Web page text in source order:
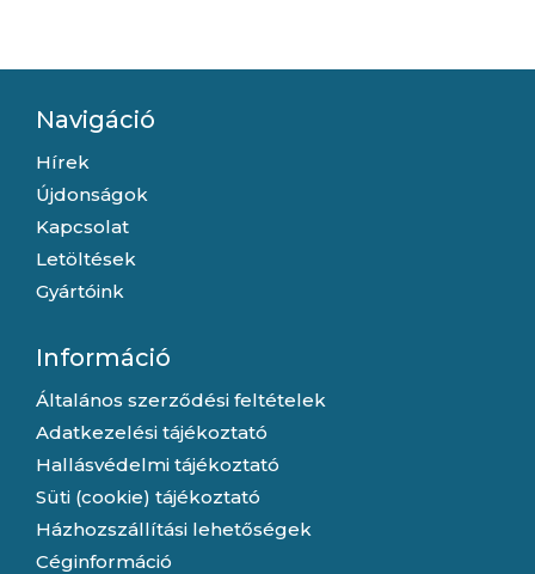
Navigáció
Hírek
Újdonságok
Kapcsolat
Letöltések
Gyártóink
Információ
Általános szerződési feltételek
Adatkezelési tájékoztató
Hallásvédelmi tájékoztató
Süti (cookie) tájékoztató
Házhozszállítási lehetőségek
Céginformáció